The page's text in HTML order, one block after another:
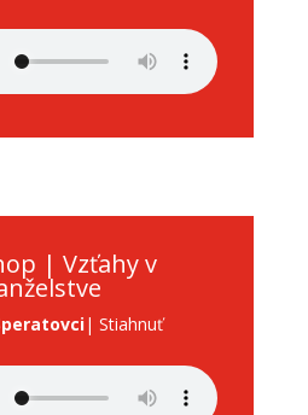
| Vzťahy v
| Stiahnuť